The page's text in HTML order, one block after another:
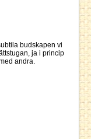
budskapen vi
ja i princip
andra.